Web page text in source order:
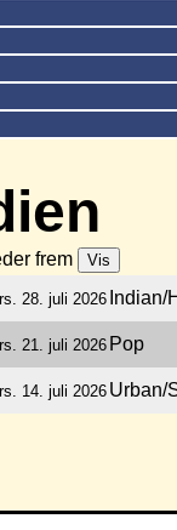
frem
28. juli 2026
21. juli 2026 Pop
14. juli 2026Urban/